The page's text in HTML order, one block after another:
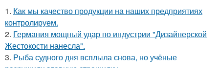
1. Как мы качество продукции на наших предприятиях
контролируем.
2. Германия мощный удар по индустрии "Дизайнерской
Жестокости нанесла".
3. Рыба судного дня всплыла снова, но учёные